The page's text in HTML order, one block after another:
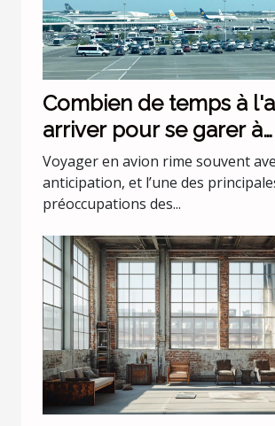
Combien de temps à
arriver pour se garer à
l'aéroport Lyon Saint
Voyager en avion rime souvent
anticipation, et l’une des
préoccupations des...